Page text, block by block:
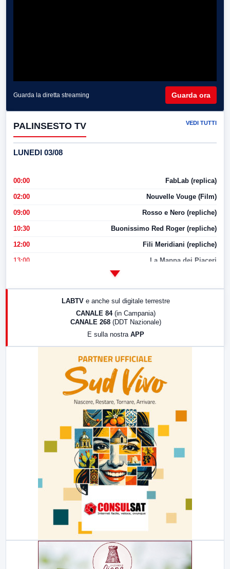
Guarda la diretta streaming Guarda ora
PALINSESTO TV VEDI TUTTI
LUNEDI 03/08
00:00 FabLab (replica)
02:00 Nouvelle Vouge (Film)
09:00 Rosso e Nero (repliche)
10:30 Buonissimo Red Roger (repliche)
12:00 Fili Meridiani (repliche)
13:00 La Mappa dei Piaceri
LABTV e anche sul digitale terrestre
CANALE 84 (in Campania)
CANALE 268 (DDT Nazionale)
E sulla nostra APP